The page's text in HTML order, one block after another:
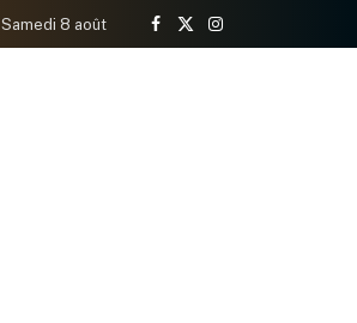
Samedi 8 août
Facebook
X
Instagram